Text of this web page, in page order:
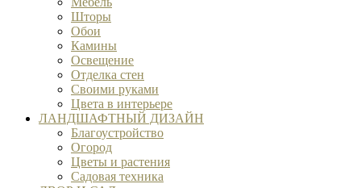
Шторы
Обои
Камины
Освещение
Отделка стен
Своими руками
Цвета в интерьере
ЛАНДШАФТНЫЙ ДИЗАЙН
Благоустройство
Огород
Цветы и растения
Садовая техника